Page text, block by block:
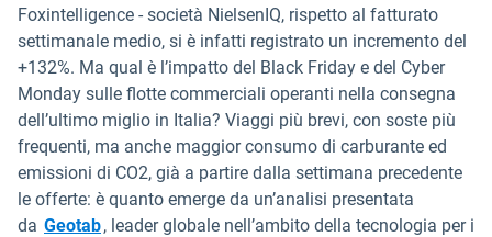
Foxintelligence - società NielsenIQ, rispetto al fatturato
settimanale medio, si è infatti registrato un incremento del
+132%. Ma qual è l’impatto del Black Friday e del Cyber
Monday sulle flotte commerciali operanti nella consegna
dell’ultimo miglio in Italia? Viaggi più brevi, con soste più
frequenti, ma anche maggior consumo di carburante ed
emissioni di CO2, già a partire dalla settimana precedente
le offerte: è quanto emerge da un’analisi presentata
da Geotab, leader globale nell’ambito della tecnologia per i